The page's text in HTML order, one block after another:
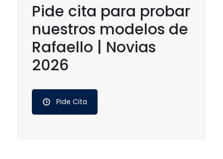
Pide cita para probar
nuestros modelos de
Rafaello | Novias
2026
Pide Cita